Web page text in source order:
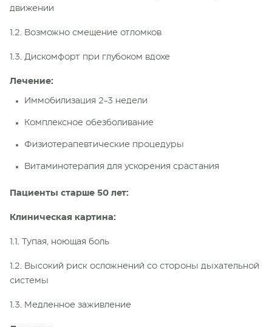
движении
1.2. Возможно смещение отломков
1.3. Дискомфорт при глубоком вдохе
Лечение:
Иммобилизация 2-3 недели
Комплексное обезболивание
Физиотерапевтические процедуры
Витаминотерапия для ускорения срастания
Пациенты старше 50 лет:
Клиническая картина:
1.1. Тупая, ноющая боль
1.2. Высокий риск осложнений со стороны дыхательной
системы
1.3. Медленное заживление